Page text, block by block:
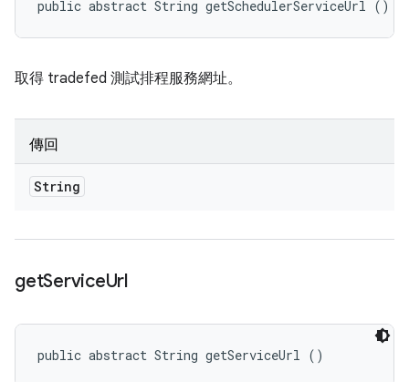
public abstract String getSchedulerServiceUrl ()
取得 tradefed 測試排程服務網址。
傳回
String
getServiceUrl
public abstract String getServiceUrl ()